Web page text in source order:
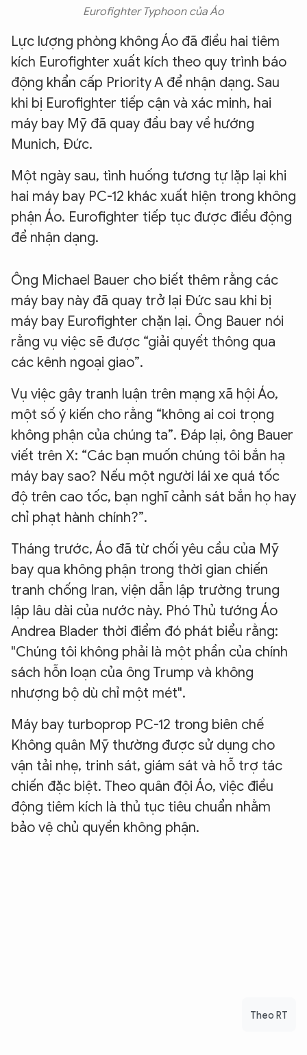
Eurofighter Typhoon của Áo
Lực lượng phòng không Áo đã điều hai tiêm
kích Eurofighter xuất kích theo quy trình báo
động khẩn cấp Priority A để nhận dạng. Sau
khi bị Eurofighter tiếp cận và xác minh, hai
máy bay Mỹ đã quay đầu bay về hướng
Munich, Đức.
Một ngày sau, tình huống tương tự lặp lại khi
hai máy bay PC-12 khác xuất hiện trong không
phận Áo. Eurofighter tiếp tục được điều động
để nhận dạng.
Ông Michael Bauer cho biết thêm rằng các
máy bay này đã quay trở lại Đức sau khi bị
máy bay Eurofighter chặn lại. Ông Bauer nói
rằng vụ việc sẽ được “giải quyết thông qua
các kênh ngoại giao”.
Vụ việc gây tranh luận trên mạng xã hội Áo,
một số ý kiến cho rằng “không ai coi trọng
không phận của chúng ta”. Đáp lại, ông Bauer
viết trên X: “Các bạn muốn chúng tôi bắn hạ
máy bay sao? Nếu một người lái xe quá tốc
độ trên cao tốc, bạn nghĩ cảnh sát bắn họ hay
chỉ phạt hành chính?”.
Tháng trước, Áo đã từ chối yêu cầu của Mỹ
bay qua không phận trong thời gian chiến
tranh chống Iran, viện dẫn lập trường trung
lập lâu dài của nước này. Phó Thủ tướng Áo
Andrea Blader thời điểm đó phát biểu rằng:
"Chúng tôi không phải là một phần của chính
sách hỗn loạn của ông Trump và không
nhượng bộ dù chỉ một mét".
Máy bay turboprop PC-12 trong biên chế
Không quân Mỹ thường được sử dụng cho
vận tải nhẹ, trinh sát, giám sát và hỗ trợ tác
chiến đặc biệt. Theo quân đội Áo, việc điều
động tiêm kích là thủ tục tiêu chuẩn nhằm
bảo vệ chủ quyền không phận.
Theo RT